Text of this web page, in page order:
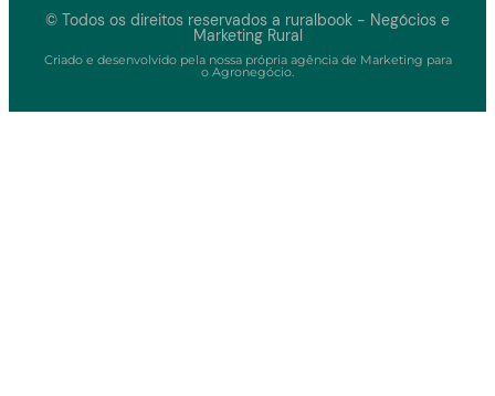
© Todos os direitos reservados a ruralbook - Negócios e
Marketing Rural
Criado e desenvolvido pela nossa própria agência de Marketing para
o Agronegócio.